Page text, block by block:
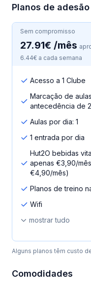
Planos de adesão
Sem compromisso
27.91€ /mês
6.44€ a cada semana
Acesso a 1 Clube
Marcação de
antecedência de
Aulas por dia: 1
1 entrada por dia
Hut2O bebidas
apenas €3,90/
€4,90/mês)
Planos de treino
Wifi
mostrar tudo
Alguns planos têm custo
Comodidades